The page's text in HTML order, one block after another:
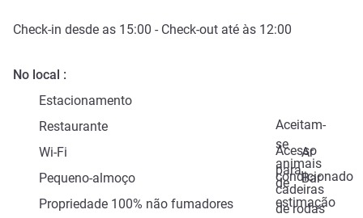
Check-in desde as 15:00 - Check-out até às 12:00
No local
Estacionamento
Aceitam-
se
animais
de
estimação
Restaurante
Acesso
para
cadeiras
de rodas
Wi-Fi
Ar
condicionado
Pequeno-almoço
Bar
Propriedade 100% não fumadores